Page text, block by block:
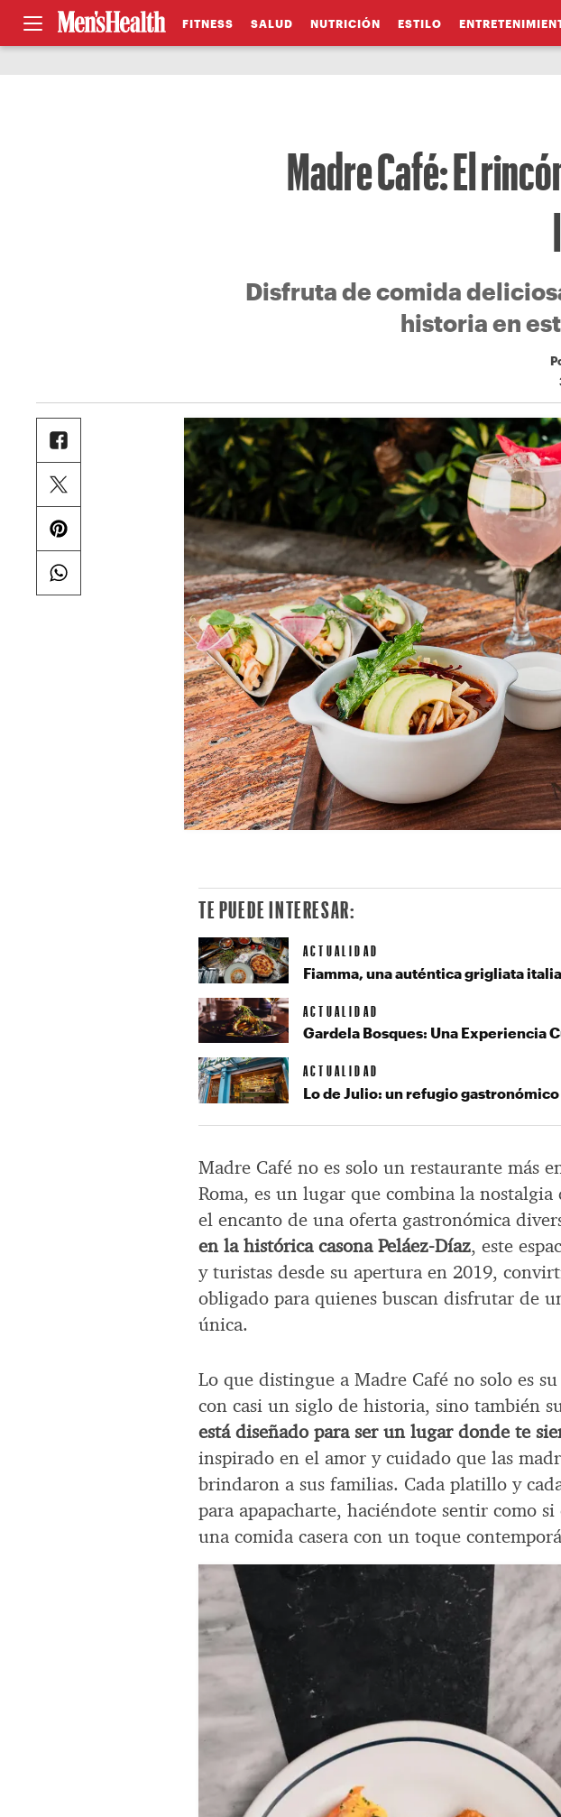
FITNESS SALUD NUTRICIÓN ESTILO
Madre Café: El
Disfruta de comida
historia en
Madre Café no es solo un restaurante más
Roma, es un lugar que combina la
el encanto de una oferta gastronómica
en la histórica casona Peláez-Díaz, este
y turistas desde su apertura en 2019,
obligado para quienes buscan disfrutar de
única.
Lo que distingue a Madre Café no solo es
con casi un siglo de historia, sino también
está diseñado para ser un lugar donde te
inspirado en el amor y cuidado que las
brindaron a sus familias. Cada platillo y
para apapacharte, haciéndote sentir como
una comida casera con un toque
TE PUEDE INTERESAR:
ACTUALIDAD
Fiamma, una auténtica grigliata
ACTUALIDAD
Gardela Bosques: Una Experiencia
ACTUALIDAD
Lo de Julio: un refugio